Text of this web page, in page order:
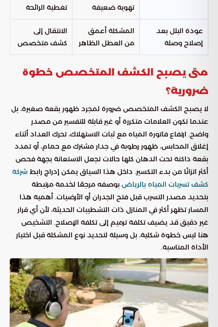
تهوية ضعيفة
تغطية الرائحة
عودة البلل بعد
إصلاح وصلة
المشكلة أعمق
من العطل الظاهر
الانتقال إلى
كشف متخصص
متى يصبح الكشف المتخصص خطوة
ضرورية؟
لا يصبح الكشف المتخصص ضرورة لمجرد ظهور بقعة صغيرة، بل
عندما تكون العلامات متكررة أو غير قابلة للتفسير من مصدر
واضح. ارتفاع فاتورة المياه مع ثبات الاستهلاك، تحرك العداد أثناء
إغلاق المحابس، ظهور رطوبة في جدار مشترك مع حمام، أو تمدد
بقعة داكنة تحت الدهان كلها حالات تجعل الاستعانة بجهة فحص
أكثر اتزانًا من بدء التكسير. داخل هذا السياق يمكن إدراج رابط شركة
كشف تسربات المياه بالرياض بوصفه مرجعًا لخدمة مرتبطة
بتحديد مصدر التسرب قبل فتح الجدران أو الأرضيات. أهمية هذا
المسار تظهر أكثر في المنازل ذات التشطيبات الحديثة، لأن أي قرار
غير دقيق قد يضيف تكلفة ترميم إلى تكلفة الإصلاح. التشخيص
هنا ليس خطوة شكلية، بل وسيلة لتحديد نوع المشكلة قبل اختيار
الأداة المناسبة.